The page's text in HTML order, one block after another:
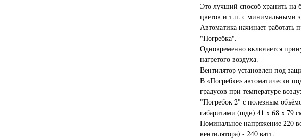
Это лучший способ хранить на
цветов и т.п. с минимальными
Автоматика начинает
"Погребка".
Одновременно включается
нагретого воздуха.
Вентилятор установлен под
В «Погребке» автоматически
градусов при температуре
"Погребок 2" с полезным
габаритами (шдв) 41 х 68 х 79
Номинальное напряжение 220
вентилятора) - 240 ватт.